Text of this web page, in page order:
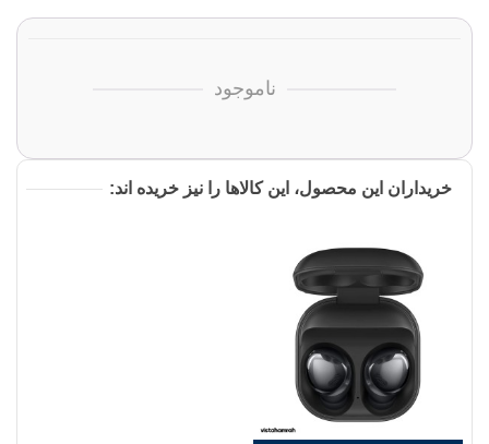
ناموجود
خریداران این محصول، این کالاها را نیز خریده اند: